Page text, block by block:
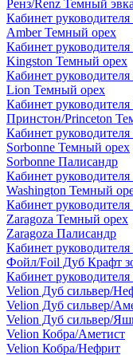
Ренз/Renz Темный
Кабинет
Amber Темный орех
Кабинет
Kingston Темный орех
Кабинет
Lion Темный орех
Кабинет
Принстон/Princeton
Кабинет
Sorbonne Темный орех
Sorbonne Палисандр
Кабинет
Washington Темный
Кабинет
Zaragoza Темный орех
Zaragoza Палисандр
Кабинет
Фойл/Foil Дуб Крафт
Кабинет
Velion Дуб сильвер/
Velion Дуб сильвер/
Velion Дуб сильвер/
Velion Кобра/Аметист
Velion Кобра/Нефрит